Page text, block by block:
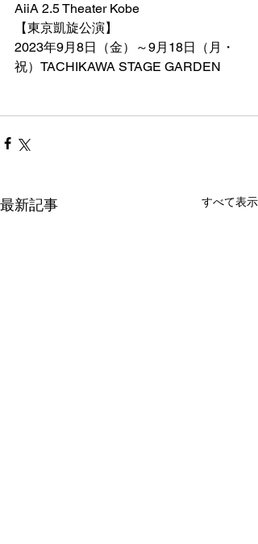
AiiA 2.5 Theater Kobe
【東京凱旋公演】
2023年9月8日（金）～9月18日（月・
祝）TACHIKAWA STAGE GARDEN
最新記事 すべて表示